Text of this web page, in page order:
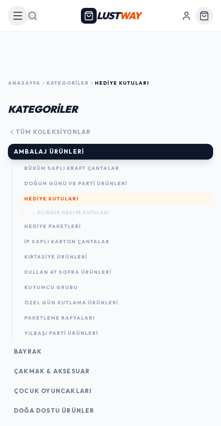
Arama LUSTWAY
ANASAYFA KATEGORILER HEDIYE KUTULARI
KATEGORİLER
TÜM KOLEKSIYONLAR
AMBALAJ ÜRÜNLERI
BÜKÜM SAPLI KRAFT ÇANTALAR
DOĞUM GÜNÜ VE PARTI ÜRÜNLERI
HEDIYE KUTULARI
- SILINDIR HEDIYE KUTULARI
HEDIYE PAKETLERI
İP SAPLI KARTON ÇANTALAR
KIRTASIYE ÜRÜNLERI
KULLAN AT SOFRA ÜRÜNLERI
KUYUMCU GRUBU
ÖZEL GÜN KUTLAMA ÜRÜNLERI
PAKETLEME RAFYALARI
YILBAŞI PARTI ÜRÜNLERI
BAYRAK
ÇAKMAK & AKSESUAR
ÇOCUK OYUNCAKLARI
DOĞA DOSTU ÜRÜNLER